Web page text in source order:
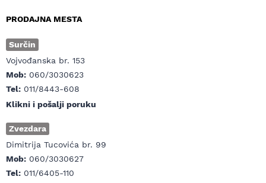
PRODAJNA MESTA
Surčin
Vojvođanska br. 153
Mob: 060/3030623
Tel: 011/8443-608
Klikni i pošalji poruku
Zvezdara
Dimitrija Tucovića br. 99
Mob: 060/3030627
Tel: 011/6405-110